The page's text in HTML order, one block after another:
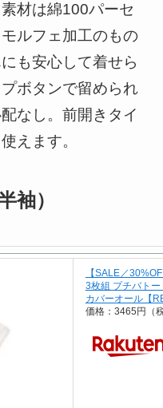
材は綿100パーセ
ルフェ加工のもの
も安心して着せら
ボタンで留められ
なし。前開きタイ
えます。
袖）
【SALE／
3枚組 プチバト
カバーオール【
価格：3465円（